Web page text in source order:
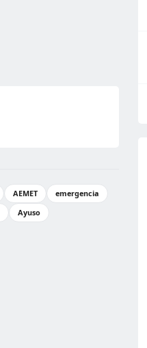
AEMET
emergencia
Ayuso